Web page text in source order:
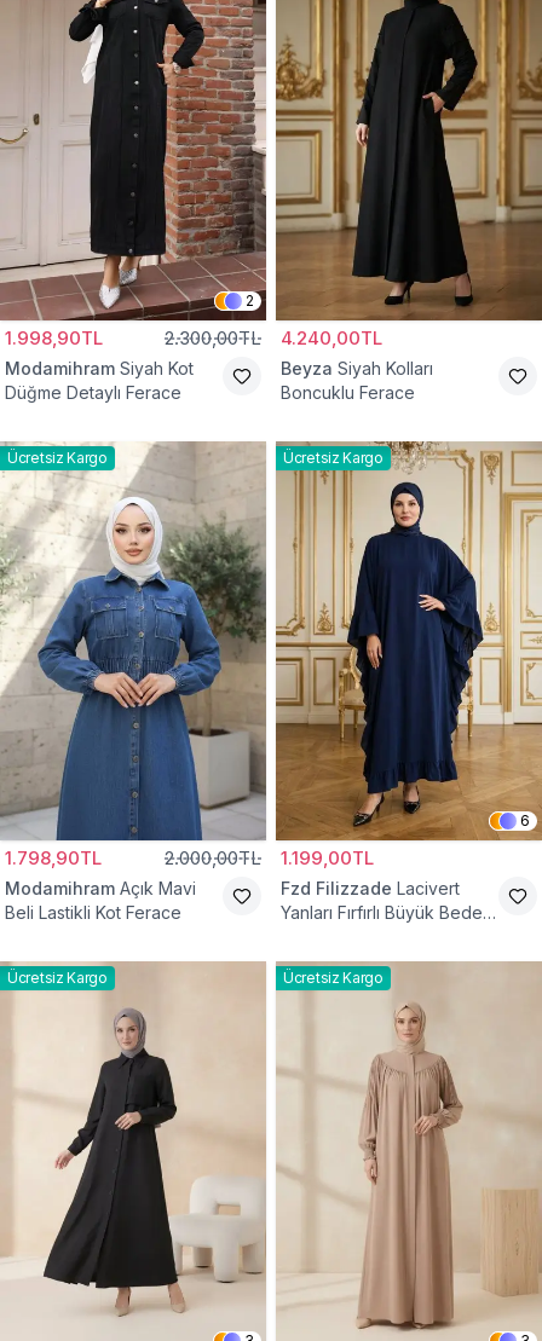
2
1.998,90TL 2.300,00TL
Modamihram Siyah Kot
Düğme Detaylı Ferace
4.240,00TL
Beyza Siyah Kolları
Boncuklu Ferace
Ücretsiz Kargo
1.798,90TL 2.000,00TL
Modamihram Açık Mavi
Beli Lastikli Kot Ferace
Ücretsiz Kargo
6
1.199,00TL
Fzd Filizzade Lacivert
Yanları Fırfırlı Büyük Beden
Ücretsiz Kargo Ücretsiz Kargo